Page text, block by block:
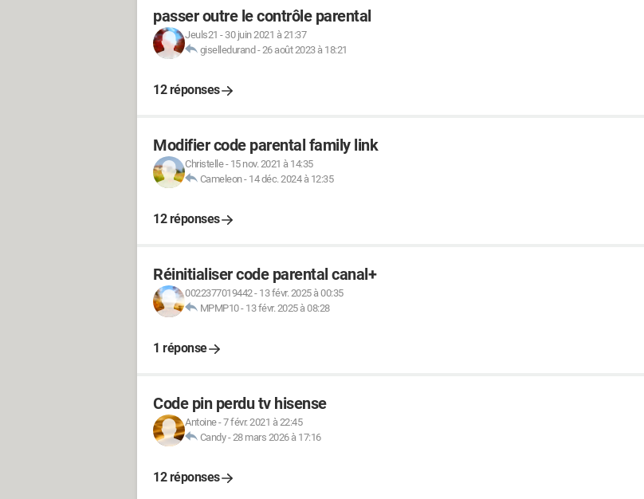
passer outre le contrôle parental
Jeuls21 - 30 juin 2021 à 21:37
giselledurand -26 août 2023 à 18:21
12 réponses
Modifier code parental family link
Christelle- 15 nov. 2021 à 14:35
Cameleon- 14 déc. 2024 à 12:35
12 réponses
Réinitialiser code parental canal+
0022377019442- 13 févr. 2025 à 00:35
MPMP10- 13 févr. 2025 à 08:28
1 réponse
Code pin perdu tv hisense
Antoine-7 févr. 2021 à 22:45
Candy-28 mars 2026 à 17:16
12 réponses